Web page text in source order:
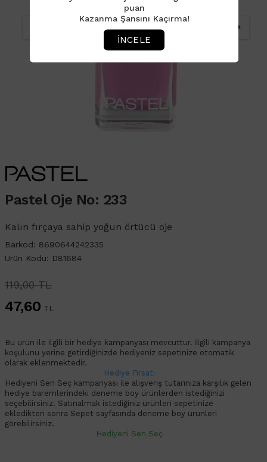
puan
Kazanma Şansını Kaçırma!
İNCELE
Pastel Oje No: 233
Kalın fırçaya sahip yoğun örtücü oje
Barkod: 8690644242335
Ürün Kodu: D81684
119,00 TL
47,60 TL
Bu ürün ile ilgili bir hediye kampanyası mevcuttur. İlgili kampanya
koşulunu yerine getirdiğinizde hediyeniz sepetinize otomatik
olarak eklenmektedir.
Hediye Fırsatı
Hediyeni Sen Seç kampanyası ile alışveriş tutarınıza karşılık gelen
hediye baremlerindeki deneme boy ürünlerden istediğinizi
seçebilirsiniz. Satınalmak istediğiniz ürünleri sepetinize
ekledikten sonra Sepet sayfasında deneme boy ürünleri
görebilirsiniz.
Hediyeni Sen Seç